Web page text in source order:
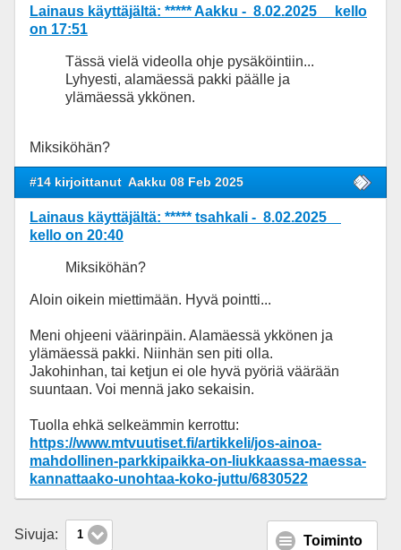
Lainaus käyttäjältä: ***** Aakku - 8.02.2025 kello
on 17:51
Tässä vielä videolla ohje pysäköintiin...
Lyhyesti, alamäessä pakki päälle ja
ylämäessä ykkönen.
Miksiköhän?
#14 kirjoittanut Aakku 08 Feb 2025
Lainaus käyttäjältä: ***** tsahkali - 8.02.2025
kello on 20:40
Miksiköhän?
Aloin oikein miettimään. Hyvä pointti...
Meni ohjeeni väärinpäin. Alamäessä ykkönen ja
ylämäessä pakki. Niinhän sen piti olla.
Jakohinhan, tai ketjun ei ole hyvä pyöriä väärään
suuntaan. Voi mennä jako sekaisin.
Tuolla ehkä selkeämmin kerrottu:
https://www.mtvuutiset.fi/artikkeli/jos-ainoa-
mahdollinen-parkkipaikka-on-liukkaassa-maessa-
kannattaako-unohtaa-koko-juttu/6830522
Sivuja: 1 Toiminto